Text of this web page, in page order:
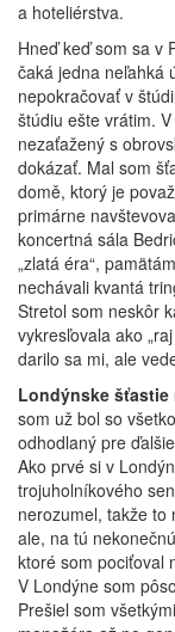
a hoteliérstva.
Hneď keď som sa v
čaká jedna neľahká
nepokračovať v
štúdiu ešte vrátim.
nezaťažený s
dokázať. Mal som
domě, ktorý je
primárne
koncertná sála
„zlatá éra“,
nechávali kvantá
Stretol som neskôr
vykresľovala ako
darilo sa mi, ale
Londýnske
som už bol so
odhodlaný pre
Ako prvé si v
trojuholníkového
nerozumel, takže to
ale, na tú
ktoré som pociťoval
V Londýne som
Prešiel som